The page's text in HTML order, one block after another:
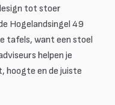
tot stoer
Hogelandsingel 49
tafels, want een stoel
helpen je
hoogte en de juiste